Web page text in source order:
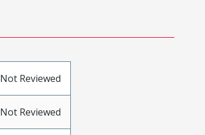
Not Reviewed
Not Reviewed